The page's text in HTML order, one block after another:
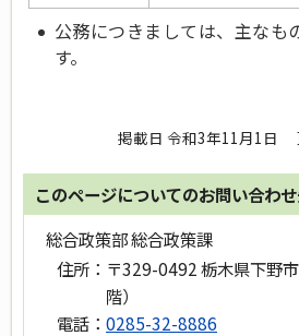
公務につきましては、主なも
す。
掲載日 令和3年11月1日
このページについてのお問い合わ
総合政策部 総合政策課
住所： 〒329-0492 栃木県下野
階）
電話： 0285-32-8886